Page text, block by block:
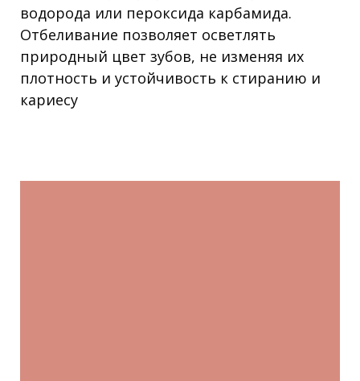
водорода или пероксида карбамида.
Отбеливание позволяет осветлять
природный цвет зубов, не изменяя их
плотность и устойчивость к стиранию и
кариесу